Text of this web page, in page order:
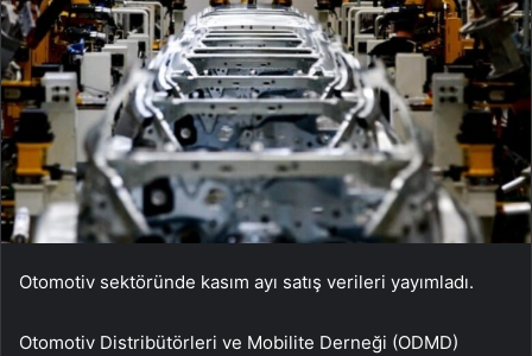
Otomotiv sektöründe kasım ayı satış verileri yayımladı.
Otomotiv Distribütörleri ve Mobilite Derneği (ODMD)